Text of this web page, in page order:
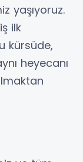
yaşıyoruz.
ilk
kürsüde,
heyecanı